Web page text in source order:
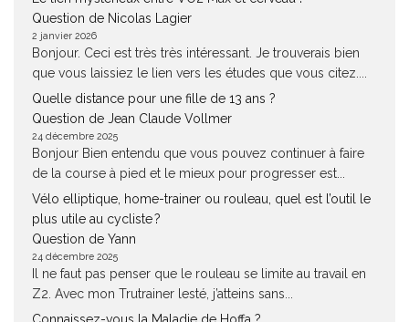
Question de Nicolas Lagier
2 janvier 2026
Bonjour. Ceci est très très intéressant. Je trouverais bien
que vous laissiez le lien vers les études que vous citez....
Quelle distance pour une fille de 13 ans ?
Question de Jean Claude Vollmer
24 décembre 2025
Bonjour Bien entendu que vous pouvez continuer à faire
de la course à pied et le mieux pour progresser est...
Vélo elliptique, home-trainer ou rouleau, quel est l’outil le
plus utile au cycliste ?
Question de Yann
24 décembre 2025
Il ne faut pas penser que le rouleau se limite au travail en
Z2. Avec mon Trutrainer lesté, j’atteins sans...